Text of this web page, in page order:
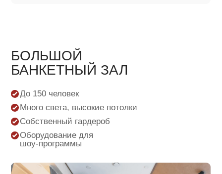
Собственный гардероб
Оборудование для
шоу-программы
Много света, высокие потолки
До 150 человек
БОЛЬШОЙ
БАНКЕТНЫЙ ЗАЛ